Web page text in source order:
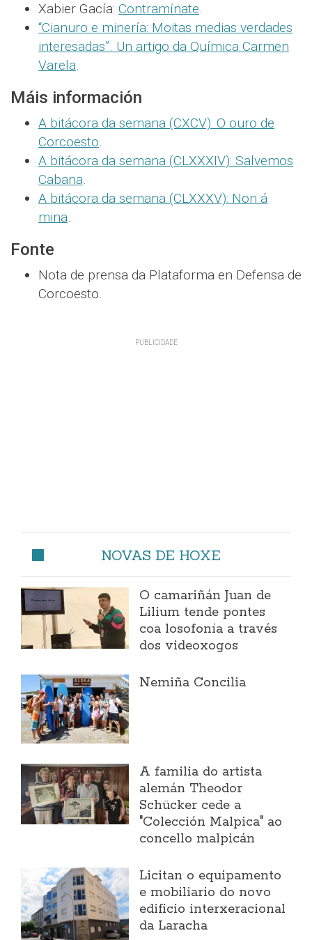
Xabier Gacía: Contramínate.
“Cianuro e minería: Moitas medias verdades
interesadas”. Un artigo da Química Carmen
Varela.
Máis información
A bitácora da semana (CXCV): O ouro de
Corcoesto.
A bitácora da semana (CLXXXIV): Salvemos
Cabana.
A bitácora da semana (CLXXXV): Non á
mina.
Fonte
Nota de prensa da Plataforma en Defensa de
Corcoesto.
NOVAS DE HOXE
O camariñán Juan de
Lilium tende pontes
coa losofonía a través
dos videoxogos
Nemiña Concilia
A familia do artista
alemán Theodor
Schücker cede a
"Colección Malpica" ao
concello malpicán
Licitan o equipamento
e mobiliario do novo
edificio interxeracional
da Laracha